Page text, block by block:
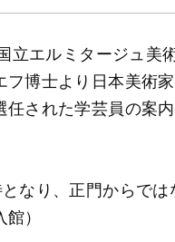
立エルミタージュ美
フ博士より日本美術
任された学芸員の案
となり、正門からで
）